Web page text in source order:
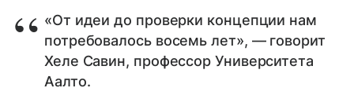
«От идеи до проверки концепции нам
потребовалось восемь лет», — говорит
Хеле Савин, профессор Университета
Аалто.